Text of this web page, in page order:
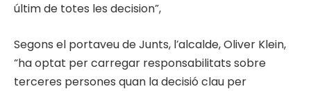
últim de totes les decision”,
Segons el portaveu de Junts, l’alcalde, Oliver Klein,
“ha optat per carregar responsabilitats sobre
terceres persones quan la decisió clau per